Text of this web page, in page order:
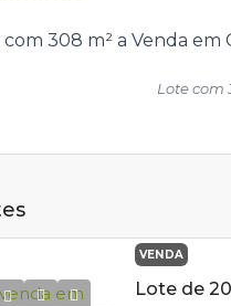
Lote com
VENDA